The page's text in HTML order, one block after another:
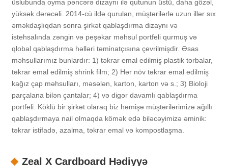
üslubunda oyma pəncərə dizaynı ilə qutunun üstü, daha gözəl,
yüksək dərəcəli. 2014-cü ildə qurulan, müştərilərlə uzun illər sıx
əməkdaşlıqdan sonra şirkət qablaşdırma dizaynı və
istehsalında zəngin və peşəkar məhsul portfeli qurmuş və
qlobal qablaşdırma həlləri təminatçısına çevrilmişdir. Əsas
məhsullarımız bunlardır: 1) təkrar emal edilmiş plastik torbalar,
təkrar emal edilmiş shrink film; 2) Hər növ təkrar emal edilmiş
kağız çap məhsulları, məsələn, karton, karton və s.; 3) Bioloji
parçalana bilən çantalar; 4) və digər davamlı qablaşdırma
portfeli. Köklü bir şirkət olaraq biz həmişə müştərilərimizə ağıllı
qablaşdırmaya nail olmaqda kömək edə biləcəyimizə əminik:
təkrar istifadə, azalma, təkrar emal və kompostlaşma.
Zeal X Cardboard Hədiyyə